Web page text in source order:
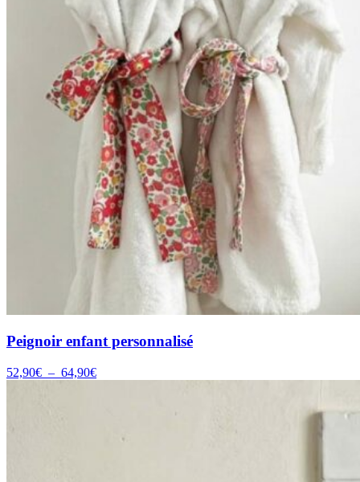
Peignoir enfant personnalisé
52,90€ – 64,90€Plage
64,90€